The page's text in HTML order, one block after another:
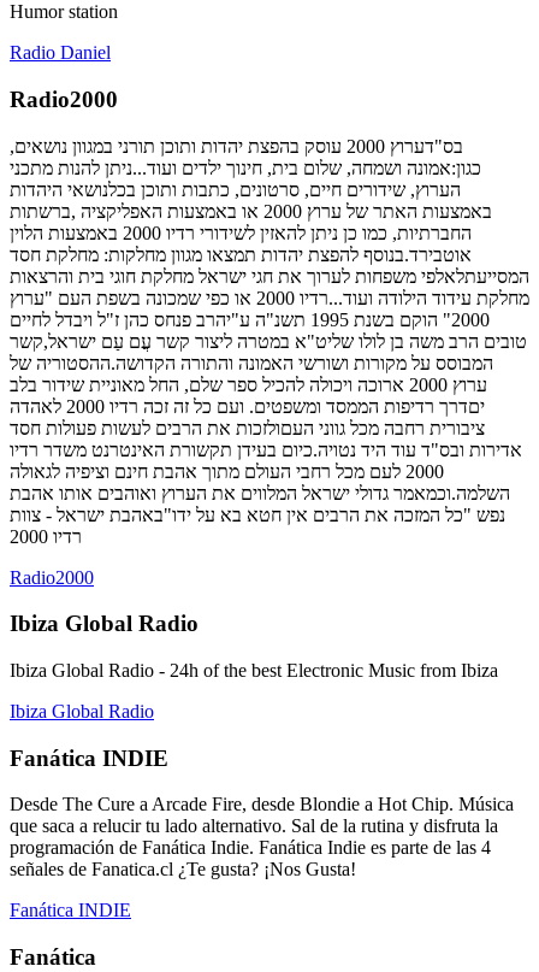
Humor station
Radio Daniel
Radio2000
בס"דערוץ 2000 עוסק בהפצת יהדות ותוכן תורני במגוון נושאים,
כגון:אמונה ושמחה, שלום בית, חינוך ילדים ועוד...ניתן להנות מתכני
הערוץ, שידורים חיים, סרטונים, כתבות ותוכן בכלנושאי היהדות
באמצעות האתר של ערוץ 2000 או באמצעות האפליקציה ,ברשתות
החברתיות, כמו כן ניתן להאזין לשידורי רדיו 2000 באמצעות הלוין
אוטבירד.בנוסף להפצת יהדות תמצאו מגוון מחלקות: מחלקת חסד
המסייעתלאלפי משפחות לערוך את חגי ישראל מחלקת חוגי בית והרצאות
מחלקת עידוד הילודה ועוד...רדיו 2000 או כפי שמכונה בשפת העם "ערוץ
2000" הוקם בשנת 1995 תשנ"ה ע"יהרב פנחס כהן ז"ל ויבדל לחיים
טובים הרב משה בן לולו שליט"א במטרה ליצור קשר עֲם עַם ישראל,קשר
המבוסס על מקורות ושורשי האמונה והתורה הקדושה.ההסטוריה של
ערוץ 2000 ארוכה ויכולה להכיל ספר שלם, החל מאוניית שידור בלב
יםדרך רדיפות הממסד ומשפטים. ועם כל זה זכה רדיו 2000 לאהדה
ציבורית רחבה מכל גווני העםולזכות את הרבים לעשות פעולות חסד
אדירות ובס"ד עוד היד נטויה.כיום בעידן תקשורת האינטרנט משדר רדיו
2000 לעם מכל רחבי העולם מתוך אהבת חינם וציפיה לגאולה
השלמה.וכמאמר גדולי ישראל המלווים את הערוץ ואוהבים אותו אהבת
נפש "כל המזכה את הרבים אין חטא בא על ידו"באהבת ישראל - צוות
רדיו 2000
Radio2000
Ibiza Global Radio
Ibiza Global Radio - 24h of the best Electronic Music from Ibiza
Ibiza Global Radio
Fanática INDIE
Desde The Cure a Arcade Fire, desde Blondie a Hot Chip. Música
que saca a relucir tu lado alternativo. Sal de la rutina y disfruta la
programación de Fanática Indie. Fanática Indie es parte de las 4
señales de Fanatica.cl ¿Te gusta? ¡Nos Gusta!
Fanática INDIE
Fanática